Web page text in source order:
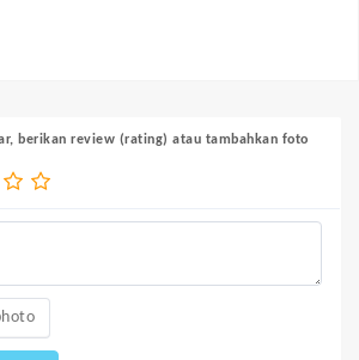
berikan review (rating) atau tambahkan foto